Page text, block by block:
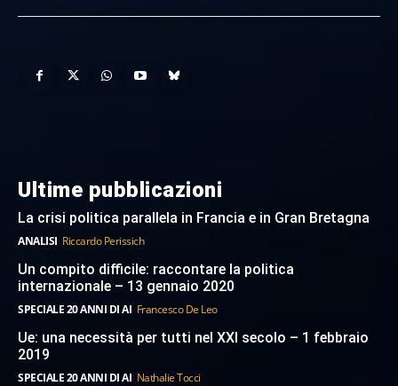
Ultime pubblicazioni
La crisi politica parallela in Francia e in Gran Bretagna
ANALISI Riccardo Perissich
Un compito difficile: raccontare la politica
internazionale – 13 gennaio 2020
SPECIALE 20 ANNI DI AI Francesco De Leo
Ue: una necessità per tutti nel XXI secolo – 1 febbraio
2019
SPECIALE 20 ANNI DI AI Nathalie Tocci